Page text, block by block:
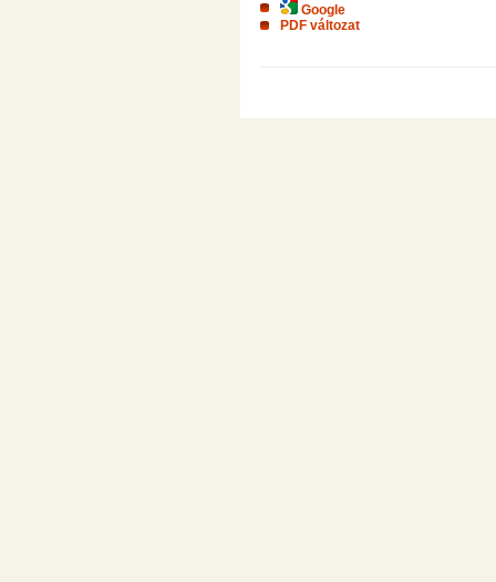
Google
PDF változat